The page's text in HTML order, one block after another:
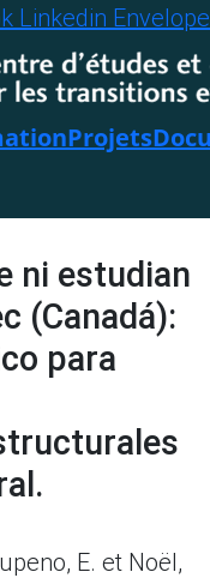
Linkedin Envelope
Projets
ni estudian
(Canadá):
para
E. et Noël,